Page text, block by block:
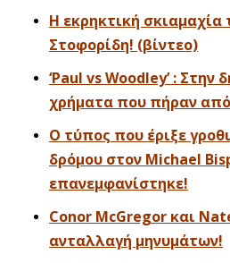
Η εκρηκτική σκιαμαχία
Στοφορίδη! (βίντεο)
‘Paul vs Woodley’ : Στην
χρήματα που πήραν
O τύπος που έριξε
δρόμου στον Michael
επανεμφανίστηκε!
Conor McGregor και
ανταλλαγή μηνυμάτων!